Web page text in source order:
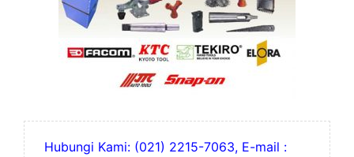
Hubungi Kami: (021) 2215-7063, E-mail :